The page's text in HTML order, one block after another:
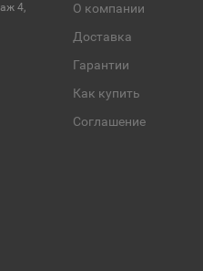
4,
О компании
Доставка
Гарантии
Как купить
Соглашение